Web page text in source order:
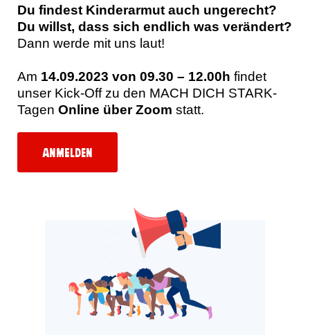
Du findest Kinderarmut auch ungerecht?
Du willst, dass sich endlich was verändert?
Dann werde mit uns laut!
Am 14.09.2023 von 09.30 – 12.00h findet
unser Kick-Off zu den MACH DICH STARK-
Tagen Online über Zoom statt.
Anmelden